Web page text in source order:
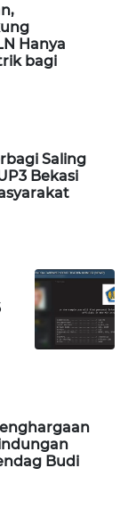
Hanya
bagi
Saling
Bekasi
Budi